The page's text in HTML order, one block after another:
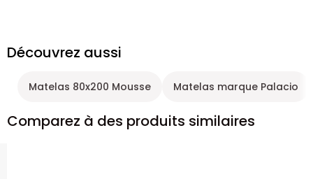
Découvrez aussi
Matelas 80x200 Mousse Matelas marque Palacio
Comparez à des produits similaires